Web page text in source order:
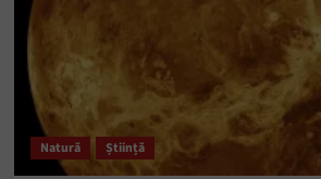
Natură Știință